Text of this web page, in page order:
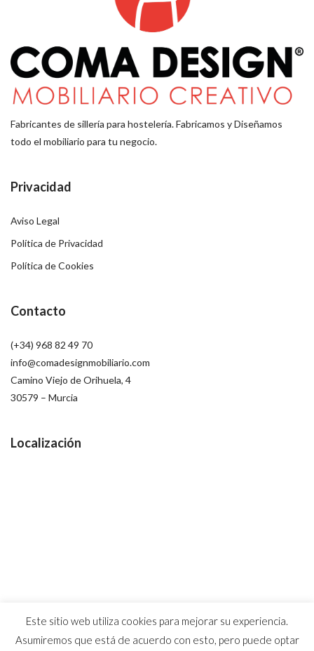
Fabricantes de sillería para hostelería. Fabricamos y Diseñamos
todo el mobiliario para tu negocio.
Privacidad
Aviso Legal
Política de Privacidad
Política de Cookies
Contacto
(+34) 968 82 49 70
info@comadesignmobiliario.com
Camino Viejo de Orihuela, 4
30579 – Murcia
Localización
Este sitio web utiliza cookies para mejorar su experiencia.
Asumiremos que está de acuerdo con esto, pero puede optar